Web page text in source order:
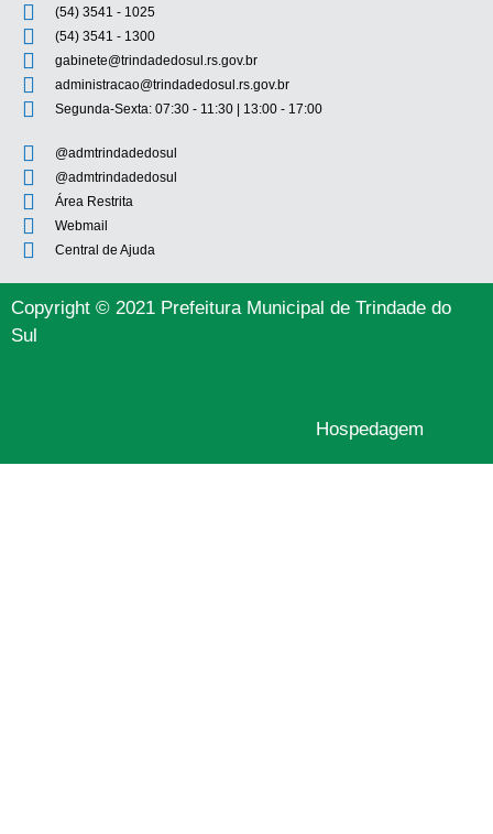
(54) 3541 - 1025
(54) 3541 - 1300
gabinete@trindadedosul.rs.gov.br
administracao@trindadedosul.rs.gov.br
Segunda-Sexta: 07:30 - 11:30 | 13:00 - 17:00
@admtrindadedosul
@admtrindadedosul
Área Restrita
Webmail
Central de Ajuda
Copyright © 2021 Prefeitura Municipal de Trindade do
Sul
Hospedagem